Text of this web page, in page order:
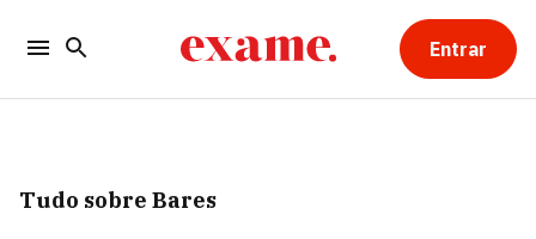
Entrar
Tudo sobre Bares